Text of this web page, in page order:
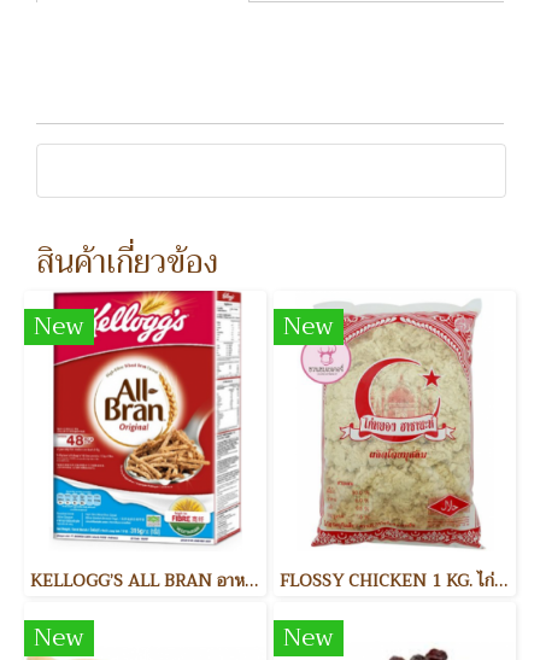
สินค้าเกี่ยวข้อง
New
KELLOGG’S ALL BRAN อาหารเช้า
New
FLOSSY CHICKEN 1 KG. ไก่หยอง
New New